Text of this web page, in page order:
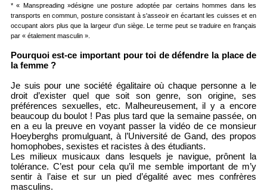
* « Manspreading »désigne une posture adoptée par certains hommes dans les
transports en commun, posture consistant à s'asseoir en écartant les cuisses et en
occupant alors plus que la largeur d'un siège. Le terme peut se traduire en français
par « étalement masculin ».
Pourquoi est-ce important pour toi de défendre la place de
la femme ?
Je suis pour une société égalitaire où chaque personne a le
droit d’exister quel que soit son genre, son origine, ses
préférences sexuelles, etc. Malheureusement, il y a encore
beaucoup du boulot ! Pas plus tard que la semaine passée, on
en a eu la preuve en voyant passer la vidéo de ce monsieur
Hoeyberghs promulguant, à l’Université de Gand, des propos
homophobes, sexistes et racistes à des étudiants.
Les milieux musicaux dans lesquels je navigue, prônent la
tolérance. C’est pour cela qu’il me semble important de m’y
sentir à l’aise et sur un pied d’égalité avec mes confrères
masculins.